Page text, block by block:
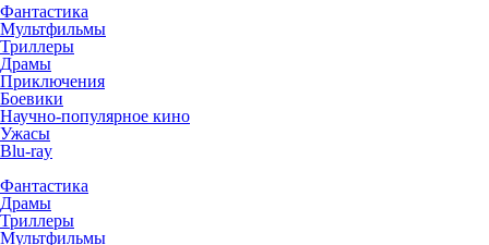
Фантастика
Мультфильмы
Триллеры
Драмы
Приключения
Боевики
Научно-популярное кино
Ужасы
Blu-ray
Фантастика
Драмы
Триллеры
Мультфильмы